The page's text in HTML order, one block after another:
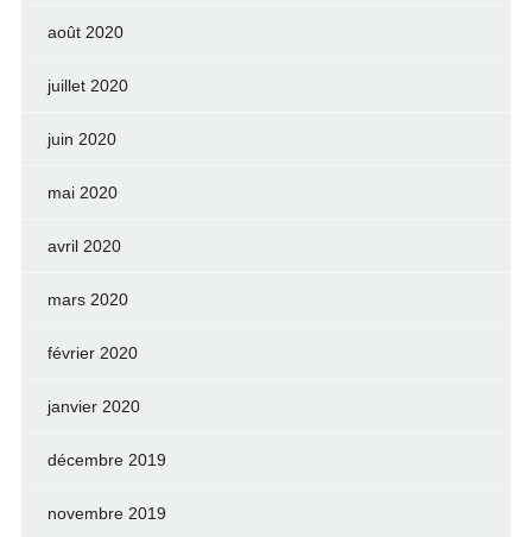
août 2020
juillet 2020
juin 2020
mai 2020
avril 2020
mars 2020
février 2020
janvier 2020
décembre 2019
novembre 2019